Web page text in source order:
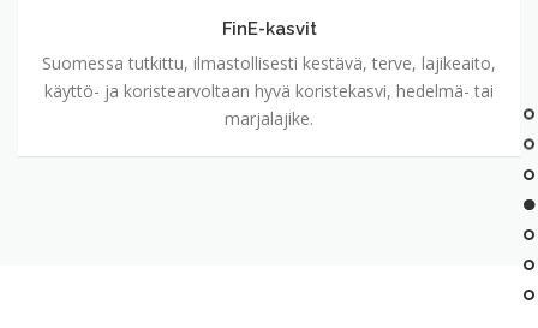
FinE-kasvit
Suomessa tutkittu, ilmastollisesti kestävä, terve, lajikeaito,
käyttö- ja koristearvoltaan hyvä koristekasvi, hedelmä- tai
marjalajike.